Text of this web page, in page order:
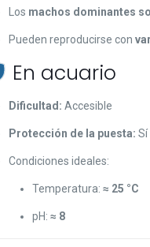
Los machos dominantes
Pueden reproducirse con
En acuario
Dificultad: Accesible
Protección de la puesta: Sí
Condiciones ideales:
Temperatura: ≈ 25 °C
pH: ≈ 8